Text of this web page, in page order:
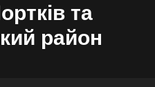
та
район